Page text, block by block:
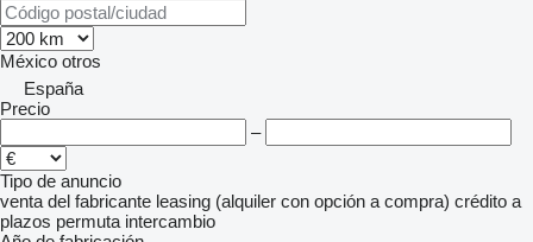
México otros
España
Precio
–
Tipo de anuncio
venta del fabricante leasing (alquiler con opción a compra) crédito a
plazos permuta intercambio